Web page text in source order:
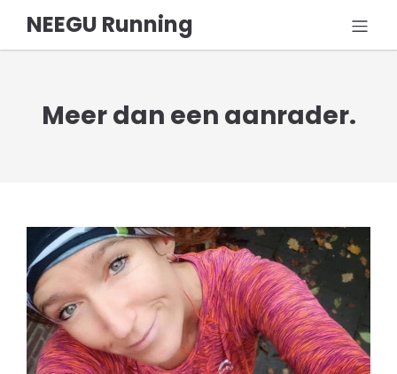
NEEGU Running
Meer dan een aanrader.